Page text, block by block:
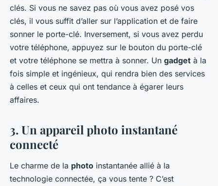
clés. Si vous ne savez pas où vous avez posé vos
clés, il vous suffit d’aller sur l’application et de faire
sonner le porte-clé. Inversement, si vous avez perdu
votre téléphone, appuyez sur le bouton du porte-clé
et votre téléphone se mettra à sonner. Un gadget à la
fois simple et ingénieux, qui rendra bien des services
à celles et ceux qui ont tendance à égarer leurs
affaires.
3. Un appareil photo instantané
connecté
Le charme de la photo instantanée allié à la
technologie connectée, ça vous tente ? C’est